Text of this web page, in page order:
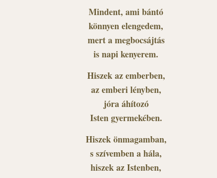
Mindent, ami bántó
könnyen elengedem,
mert a megbocsájtás
is napi kenyerem.
Hiszek az emberben,
az emberi lényben,
jóra áhítozó
Isten gyermekében.
Hiszek önmagamban,
s szívemben a hála,
hiszek az Istenben,